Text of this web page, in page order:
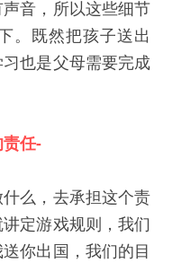
音，所以这些细节
。既然把孩子送出
也是父母需要完成
任-
么，去承担这个责
定游戏规则，我们
你出国，我们的目